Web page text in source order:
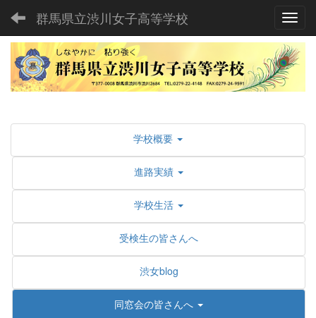
群馬県立渋川女子高等学校
学校概要
進路実績
学校生活
受検生の皆さんへ
渋女blog
同窓会の皆さんへ